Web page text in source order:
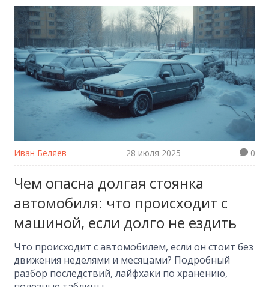
Иван Беляев 28 июля 2025 0
Чем опасна долгая стоянка
автомобиля: что происходит с
машиной, если долго не ездить
Что происходит с автомобилем, если он стоит без
движения неделями и месяцами? Подробный
разбор последствий, лайфхаки по хранению,